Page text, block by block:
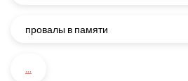
провалы в памяти
...